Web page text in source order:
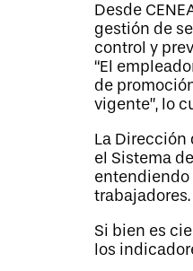
Desde
gestión de
control y
“El
de
vigente”, lo
La Dirección
el Sistema
entendiendo
trabajadores.
Si bien es
los